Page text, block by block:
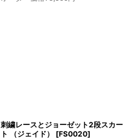
刺繍レースとジョーゼット2段スカー
ト （ジェイド）
[FS0020]